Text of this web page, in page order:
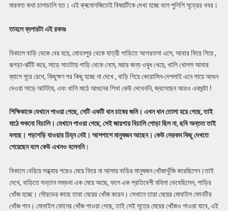
মারফত কথা চালাচালি হত। এই ক্ৰনোলজিতেই বিষয়টিকে দেখা হচ্ছে বলে পুলিশি সূত্রের খবর।
তাহলে ব্যপারটা এই রকমঃ
বিকালে বাড়ি থেকে বের হয়ে, মোহনপুর থেকে যাত্রী গাড়িতে আগরতলা এসে, আবার ফিরে গিয়ে ,
ঝগড়া-ঝাঁটি করে, সাড়ে সাতটায় গাড়ি থেকে নেমে, মরার জন্য ওষুধ খেয়ে, খালি খোলস আবার
ব্যাগে পুরে রেখে, কিছুক্ষণ পর কিছু হচ্ছে না দেখে , বাড়ি গিয়ে কেরোসিন-দেশলাই এনে গায়ে আগুন
দেওয়া সাড়ে আটটায়, এবং খালি মাঠে আগুনের শিখা কেউ দেখেননি, জ্বলেছেন আরও একঘন্টা !
শিক্ষিকাকে যেখানে পাওয়া গেছে, সেটি একটি ধান চাষের জমি। এখন ধান তোলা হয়ে গেছে, তাই
মাঠে শুকনো বিচালি। যেখানে পাওয়া গেছে, সেই জায়গায় বিচালি পোড়া ছিল না, ছবি অন্তত তাই
বলছে। গড়াগড়ি যাওয়ার চিহ্ন নেই। আশপাশে মানুষজন আছেন। কেউ সেরকম কিছু দেখতে
পেয়েছেন বলে কেউ এখনও বলেননি।
বিকালে বেরিয়ে সন্ধ্যার পরেও মেয়ে ফিরে না আসায় বাড়ির মানুষজন খোঁজাখুঁজি করেছিলেন।তাই
দেখে, বাড়িতে সন্তান সম্ভবা এক মেয়ে আছে, ফলে এক প্রতিবেশী মহিলা ভেবেছিলেন, গাড়ির
খোঁজ হচ্ছে। সৌরভের কাছে তারা মেয়ের খোঁজ করেন। সেখানে তারা মেয়ের মোবাইল ফোনটির
খোঁজ পান। মোবাইল ফোনের খোঁজ পাওয়া গেছে, তাই সেই সূত্রে মেয়ের খোঁজও পাওয়া যাবে, এই